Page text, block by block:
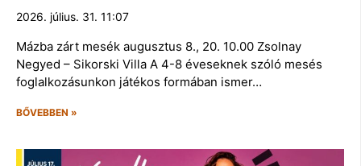
2026. július. 31. 11:07
Mázba zárt mesék augusztus 8., 20. 10.00 Zsolnay
Negyed – Sikorski Villa A 4-8 éveseknek szóló mesés
foglalkozásunkon játékos formában ismer…
BŐVEBBEN »